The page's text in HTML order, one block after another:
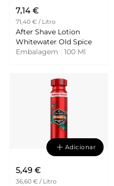
7,14 €
71,40 € / Litro
After Shave Lotion
Whitewater Old Spice
Embalagem
100 Ml
Adicionar
5,49 €
36,60 € / Litro